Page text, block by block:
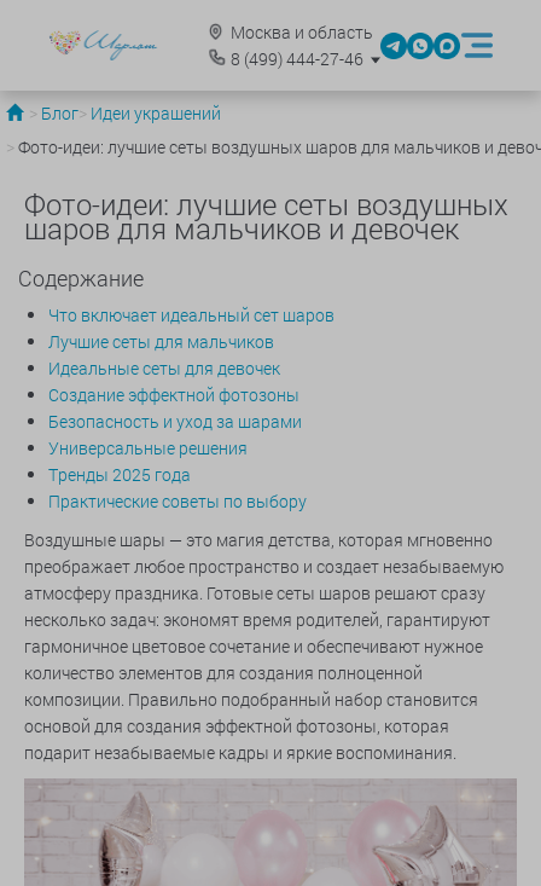
Москва и область
8 (499)444-27-46
Блог Идеи украшений
Фото-идеи: лучшие сеты воздушных шаров для мальчиков и
Фото-идеи: лучшие сеты воздушных
шаров для мальчиков и девочек
Содержание
Что включает идеальный сет шаров
Лучшие сеты для мальчиков
Идеальные сеты для девочек
Создание эффектной фотозоны
Безопасность и уход за шарами
Универсальные решения
Тренды 2025 года
Практические советы по выбору
Воздушные шары — это магия детства, которая мгновенно
преображает любое пространство и создает незабываемую
атмосферу праздника. Готовые сеты шаров решают сразу
несколько задач: экономят время родителей, гарантируют
гармоничное цветовое сочетание и обеспечивают нужное
количество элементов для создания полноценной
композиции. Правильно подобранный набор становится
основой для создания эффектной фотозоны, которая
подарит незабываемые кадры и яркие воспоминания.